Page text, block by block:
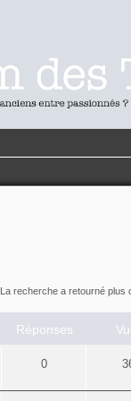
La recherche a retourné plus
Réponses
0